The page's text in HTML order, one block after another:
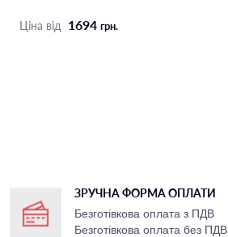
Ціна від 1694 грн.
ЗРУЧНА ФОРМА ОПЛАТИ
Безготівкова оплата з ПДВ
Безготівкова оплата без ПДВ